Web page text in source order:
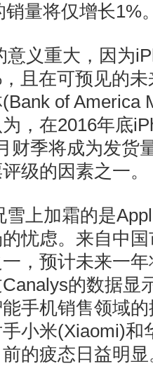
销量将仅增长1%
意义重大，因为
且在可预见的
of America
，在2016年底
财季将成为发货
级的因素之一。
上加霜的是
忧虑。来自中
，预计未来一
的数据显
手机销售领域
小米(Xiaomi)和
的疲态日益明显